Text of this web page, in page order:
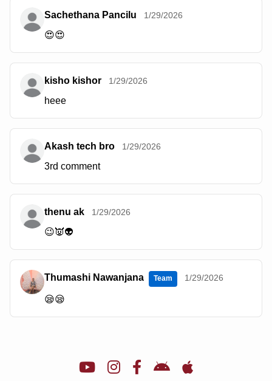
Sachethana Pancilu 1/29/2026
😍😍
kisho kishor 1/29/2026
heee
Akash tech bro 1/29/2026
3rd comment
thenu ak 1/29/2026
😉👿👽
Thumashi Nawanjana Team 1/29/2026
😪😪